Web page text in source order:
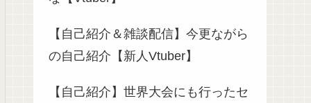
【自己紹介＆雑談配信】今更ながら
の自己紹介【新人Vtuber】
【自己紹介】世界大会にも行ったセ